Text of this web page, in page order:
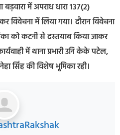
बड़वारा में अपराध धारा 137(2)
में लिया गया। दौरान विवेचना
को कटनी से दस्तयाब किया जाकर
में थाना प्रभारी उनि केके पटेल,
सिंह की विशेष भूमिका रही।